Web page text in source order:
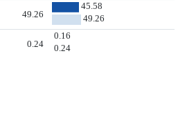
49.26
45.58
49.26
0.24
0.16
0.24